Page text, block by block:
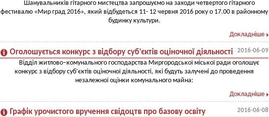
Шанувальників гітарного мистецтва запрошуємо на заходи четвертого гітарного
фестивалю «Мир град 2016», який відбудеться 11- 12 червня 2016 року о 17.00 в районному
будинку культури.
Докладніше
Оголошується конкурс з відбору суб’єктів оціночної діяльності 2016-06-09
Відділ житлово–комунального господарства Миргородської міської ради оголошує
конкурс з відбору суб’єктів оціночної діяльності, які будуть залучені до проведення
незалежної оцінки комунального майна:
Докладніше
Графік урочистого вручення свідоцтв про базову освіту 2016-06-08